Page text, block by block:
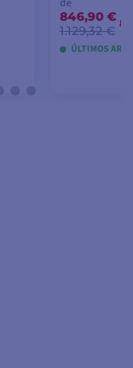
846,90 €
1.129,32 €
ÚLTIMOS